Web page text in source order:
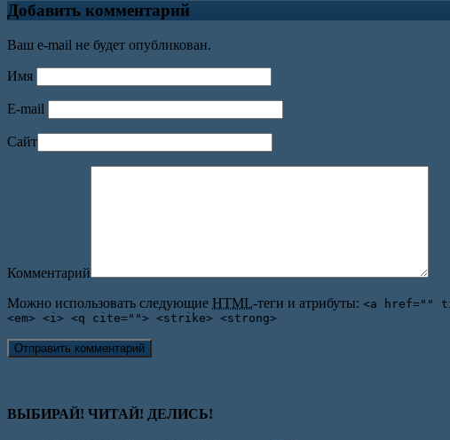
Добавить комментарий
Ваш e-mail не будет опубликован.
Имя
E-mail
Сайт
Комментарий
Можно использовать следующие HTML-теги и атрибуты: <a href=""
<em> <i> <q cite=""> <strike> <strong>
ВЫБИРАЙ! ЧИТАЙ! ДЕЛИСЬ!